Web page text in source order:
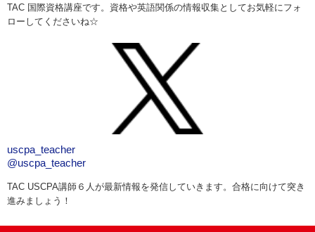
TAC 国際資格講座です。資格や英語関係の情報収集としてお気軽にフォ
ローしてくださいね☆
uscpa_teacher
@uscpa_teacher
TAC USCPA講師６人が最新情報を発信していきます。合格に向けて突き
進みましょう！